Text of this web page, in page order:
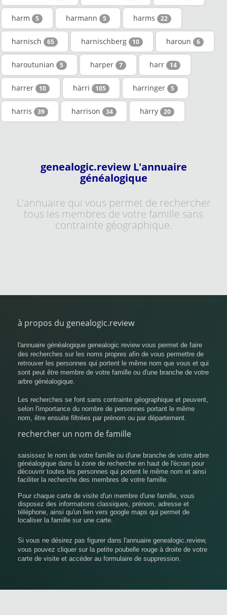
harm 5 harmann 5 harms 22
harnisch 65 harnischberg 10 haroun 6
haroutunian 5 harper 7 harr 14
harrer 10 härri 105 harringer 5
harris 39 harrison 34 härry 20
genealogic.review L'annuaire
généalogique
L'annuaire qui vous permet de rechercher
tous les membres de votre famille sans
contrainte géographique.
à propos du genealogic.review
l'annuaire généalogique genealogic.review vous permet de faire
des recherches sur les noms propres afin de vous permettre de
retrouver les personnes qui portent le même nom que vous et qui
sont peut être membre de votre famille ou d'une branche de votre
arbre généalogique.
Les recherches se font sans contrainte géographique et peuvent,
selon l'importance du nombre de personnes portant le même
nom, être ensuite filtrées par prénom ou par département.
rechercher un nom de famille
saisissez le nom de votre famille ou d'une branche de votre arbre
généalogique dans la zone de recherche en haut de l'écran pour
découvrir toutes les personnes qui portent le même nom et ainsi
faciliter la recherche des membres de votre famille.
Pour chaque carte de visite d'un membre d'une famille, vous
disposez des informations classiques, prénom, adresse et
téléphone, ainsi qu'un lien vers google maps qui permet de
localiser la famille sur une carte.
Si vous ne désirez pas figurer dans l'annuaire genealogic.review,
vous pouvez cliquer sur la petite poubelle rouge à droite de votre
carte de visite et accéder au formulaire de suppression.